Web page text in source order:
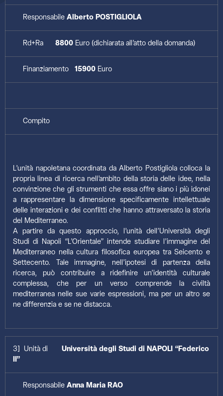
Responsabile Alberto POSTIGLIOLA
Rd+Ra 8800 Euro (dichiarata all’atto della domanda)
Finanziamento 15900 Euro
Compito
L’unità napoletana coordinata da Alberto Postigliola colloca la
propria linea di ricerca nell’ambito della storia delle idee, nella
convinzione che gli strumenti che essa offre siano i più idonei
a rappresentare la dimensione specificamente intellettuale
delle interazioni e dei conflitti che hanno attraversato la storia
del Mediterraneo.
A partire da questo approccio, l’unità dell’Università degli
Studi di Napoli “L’Orientale” intende studiare l’immagine del
Mediterraneo nella cultura filosofica europea tra Seicento e
Settecento. Tale immagine, nell’ipotesi di partenza della
ricerca, può contribuire a ridefinire un’identità culturale
complessa, che per un verso comprende la civiltà
mediterranea nelle sue varie espressioni, ma per un altro se
ne differenzia e se ne distacca.
3] Unità di Università degli Studi di NAPOLI “Federico
II”
Responsabile Anna Maria RAO